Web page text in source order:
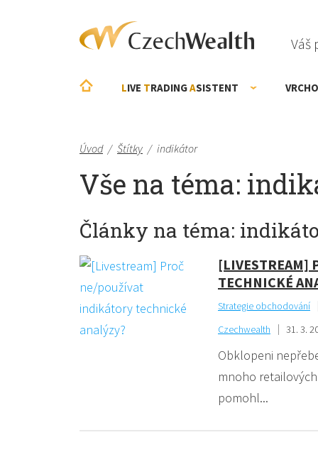
Váš
LIVE TRADINGASISTENT
Úvod / Štítky / indikátor
Vše na téma:
Články na téma:
[LIVESTREAM]
TECHNICKÉ
Strategie obchodování
Czechwealth
31. 3.
Obklopeni
mnoho
pomohl...